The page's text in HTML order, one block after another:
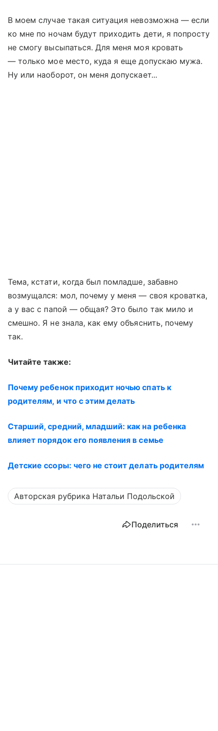
В моем случае такая ситуация невозможна — если
ко мне по ночам будут приходить дети, я попросту
не смогу высыпаться. Для меня моя кровать
— только мое место, куда я еще допускаю мужа.
Ну или наоборот, он меня допускает...
Тема, кстати, когда был помладше, забавно
возмущался: мол, почему у меня — своя кроватка,
а у вас с папой — общая? Это было так мило и
смешно. Я не знала, как ему объяснить, почему
так.
Читайте также:
Почему ребенок приходит ночью спать к
родителям, и что с этим делать
Старший, средний, младший: как на ребенка
влияет порядок его появления в семье
Детские ссоры: чего не стоит делать родителям
Авторская рубрика Натальи Подольской
Поделиться